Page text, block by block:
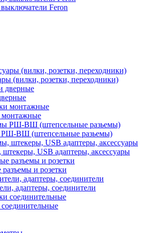
выключатели Feron
(вилки, розетки, переходники)
монтажные
РШ-ВШ (штепсельные разьемы)
штекеры, USB адаптеры, аксессуары
и розетки
адаптеры, соединители